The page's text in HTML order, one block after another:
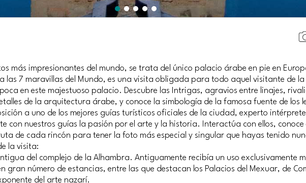
más impresionantes del mundo, se trata del único palacio árabe en pie en
las 7 maravillas del Mundo, es una visita obligada para todo aquel visitante de
en este majestuoso palacio. Descubre las Intrigas, agravios entre linajes,
de la arquitectura árabe, y conoce la simbología de la famosa fuente de los
a uno de los mejores guías turísticos oficiales de la ciudad, experto
con nuestros guías la pasión por el arte y la historia. Interactúa con ellos,
de cada rincón para tener la foto más especial y singular que hayas tenido
la visita:
del complejo de la Alhambra. Antiguamente recibía un uso exclusivamente
gran número de estancias, entre las que destacan los Palacios del Mexuar, de
del arte nazarí.